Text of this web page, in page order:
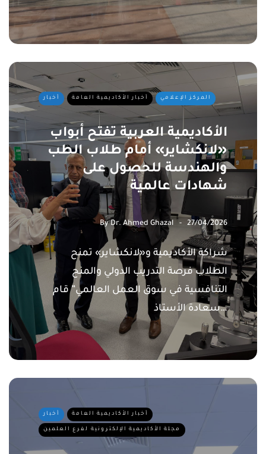
أخبار أخبار الأكاديمية العامة المركز الإعلامي
الأكاديمية العربية تفتح أبواب
«لانكشاير» أمام طلاب الطب
والهندسة للحصول على
شهادات عالمية
ByDr. Ahmed Ghazal 27/04/2026
شراكة الأكاديمية و«لانكشاير» تمنح
الطلاب فرصة التدريب الدولي والمنح
التنافسية في سوق العمل العالمي” قام
سعادة الأستاذ…
أخبار أخبار الأكاديمية العامة
مجلة الأكاديمية الإلكترونية لفرع العلمين